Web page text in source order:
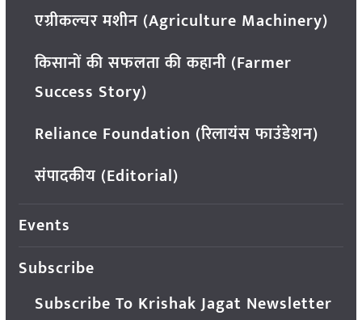
एग्रीकल्चर मशीन (Agriculture Machinery)
किसानों की सफलता की कहानी (Farmer
Success Story)
Reliance Foundation (रिलायंस फाउंडेशन)
संपादकीय (Editorial)
Events
Subscribe
Subscribe To Krishak Jagat Newsletter